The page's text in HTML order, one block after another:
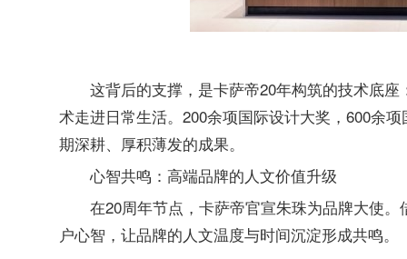
这背后的支撑，是卡萨帝20年构筑的技术底
术走进日常生活。200余项国际设计大奖，600余
期深耕、厚积薄发的成果。
心智共鸣：高端品牌的人文价值升级
在20周年节点，卡萨帝官宣朱珠为品牌大使
户心智，让品牌的人文温度与时间沉淀形成共鸣。